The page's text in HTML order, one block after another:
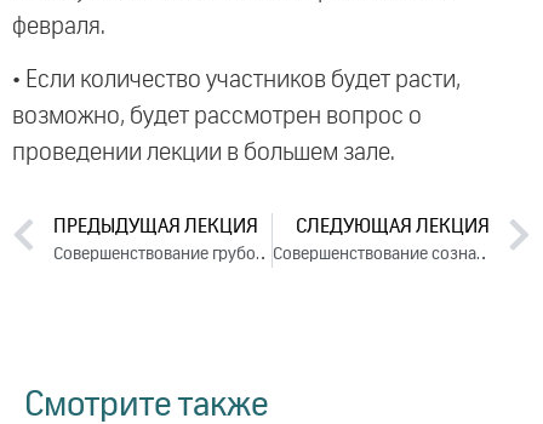
февраля.
• Если количество участников будет расти,
возможно, будет рассмотрен вопрос о
проведении лекции в большем зале.
ПРЕДЫДУЩАЯ ЛЕКЦИЯ
Совершенствование грубого тела (2010)
СЛЕДУЮЩАЯ ЛЕКЦИЯ
Совершенствование сознания (2010)
Смотрите также